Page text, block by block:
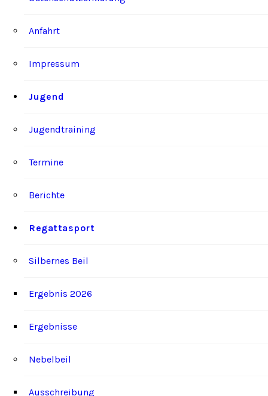
Anfahrt
Impressum
Jugend
Jugendtraining
Termine
Berichte
Regattasport
Silbernes Beil
Ergebnis 2026
Ergebnisse
Nebelbeil
Ausschreibung